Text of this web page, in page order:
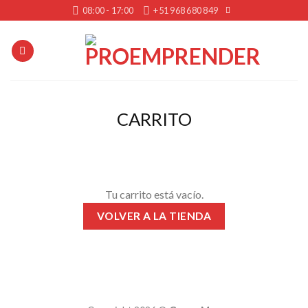
to
content
08:00 - 17:00 +51 968 680 849
CARRITO
Tu carrito está vacío.
VOLVER A LA TIENDA